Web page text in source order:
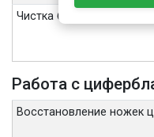
Чистка браслета часов
Работа с
Восстановление ножек